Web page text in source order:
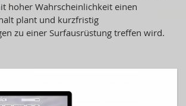
hoher Wahrscheinlichkeit einen
plant und kurzfristig
zu einer Surfausrüstung treffen wird.